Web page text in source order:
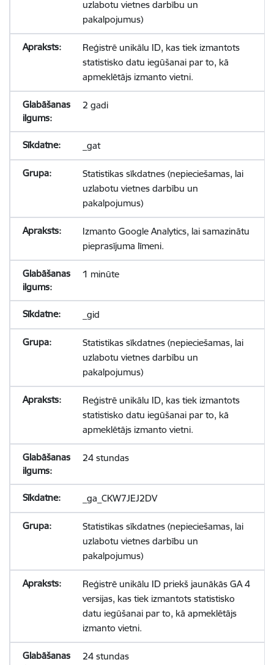
uzlabotu vietnes darbību un
pakalpojumus)
Reģistrē unikālu ID, kas tiek izmantots
statistisko datu iegūšanai par to, kā
apmeklētājs izmanto vietni.
2 gadi
_gat
Statistikas sīkdatnes (nepieciešamas, lai
uzlabotu vietnes darbību un
pakalpojumus)
Izmanto Google Analytics, lai samazinātu
pieprasījuma līmeni.
1 minūte
_gid
Statistikas sīkdatnes (nepieciešamas, lai
uzlabotu vietnes darbību un
pakalpojumus)
Reģistrē unikālu ID, kas tiek izmantots
statistisko datu iegūšanai par to, kā
apmeklētājs izmanto vietni.
24 stundas
_ga_CKW7JEJ2DV
Statistikas sīkdatnes (nepieciešamas, lai
uzlabotu vietnes darbību un
pakalpojumus)
Reģistrē unikālu ID priekš jaunākās GA 4
versijas, kas tiek izmantots statistisko
datu iegūšanai par to, kā apmeklētājs
izmanto vietni.
24 stundas